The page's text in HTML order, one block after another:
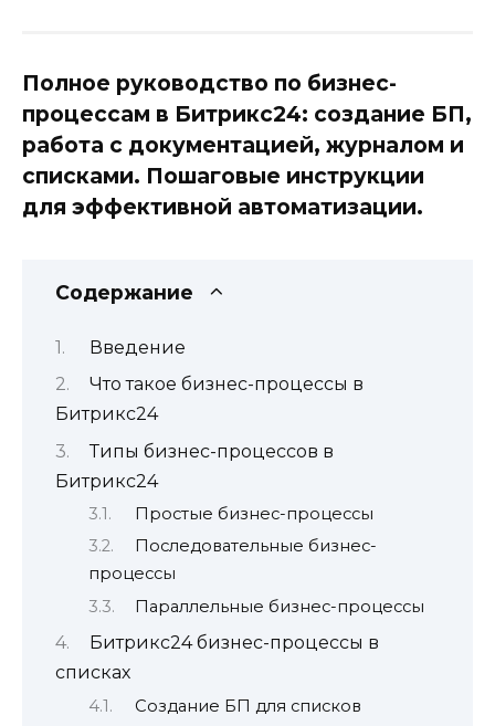
Полное руководство по бизнес-
процессам в Битрикс24: создание БП,
работа с документацией, журналом и
списками. Пошаговые инструкции
для эффективной автоматизации.
Содержание
Введение
Что такое бизнес-процессы в
Битрикс24
Типы бизнес-процессов в
Битрикс24
Простые бизнес-процессы
Последовательные бизнес-
процессы
Параллельные бизнес-процессы
Битрикс24 бизнес-процессы в
списках
Создание БП для списков